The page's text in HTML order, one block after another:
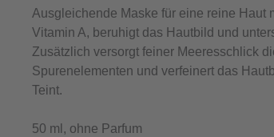
Ausgleichende Maske für eine reine Haut
Vitamin A, beruhigt das Hautbild und
Zusätzlich versorgt feiner Meeresschlick
Spurenelementen und verfeinert das
Teint.
50 ml, ohne Parfum